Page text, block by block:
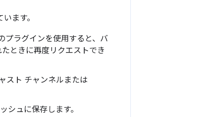
ます。
プラグインを使用すると、バ
ときに再度リクエストでき
スト チャンネルまたは
シュに保存します。